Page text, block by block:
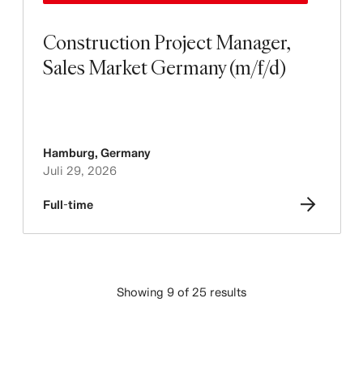
Construction Project Manager,
Sales Market Germany (m/f/d)
Hamburg, Germany
Juli 29, 2026
Full-time
Showing 9 of 25 results